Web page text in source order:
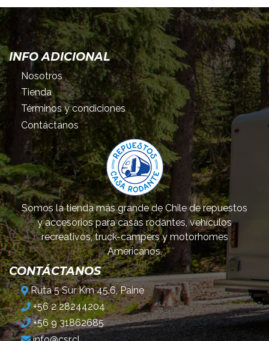
INFO ADICIONAL
Nosotros
Tienda
Términos y condiciones
Contáctanos
Somos la tienda más grande de Chile de repuestos
y accesorios para casas rodantes, vehículos
recreativos, truck-campers y motorhomes
Americanos.
CONTÁCTANOS
Ruta 5 Sur Km 45.6, Paine
+56 2 28244204
+56 9 31862685